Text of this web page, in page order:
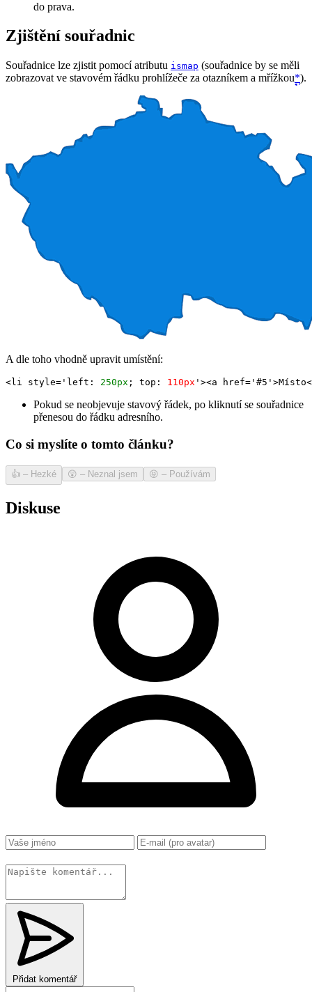
do prava.
Zjištění souřadnic
Souřadnice lze zjistit pomocí atributu ismap (souřadnice by se měli
zobrazovat ve stavovém řádku prohlížeče za otazníkem a mřížkou*).
A dle toho vhodně upravit umístění:
<li style='left: 250px ; top: 110px '><a
Pokud se neobjevuje stavový řádek, po kliknutí se souřadnice
přenesou do řádku adresního.
Co si myslíte o tomto článku?
👍 – Hezké 😲 – Neznal jsem 😝 – Používám
Diskuse
Přidat komentář